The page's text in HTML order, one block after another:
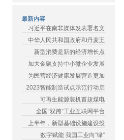
最新内容
习近平在南非媒体发表署名文
中华人民共和国政府和丹麦王
新型消费是新的经济增长点
加大金融支持中小微企业发展
为民营经济健康发展营造更加
2023智能制造试点示范行动启
可再生能源装机首超煤电
全国“双跨”工业互联网平台
上半年，新型基础设施建设投
数字赋能 我国工业向“绿”